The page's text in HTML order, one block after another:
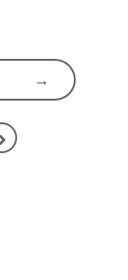
次